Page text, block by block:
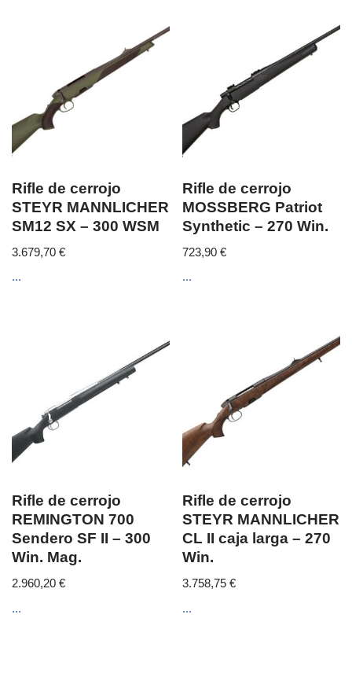
Rifle de cerrojo
STEYR MANNLICHER
SM12 SX – 300 WSM
3.679,70 €
...
Rifle de cerrojo
MOSSBERG Patriot
Synthetic – 270 Win.
723,90€
...
Rifle de cerrojo
REMINGTON 700
Sendero SF II – 300
Win. Mag.
2.960,20 €
...
Rifle de cerrojo
STEYR MANNLICHER
CL II caja larga – 270
Win.
3.758,75€
...